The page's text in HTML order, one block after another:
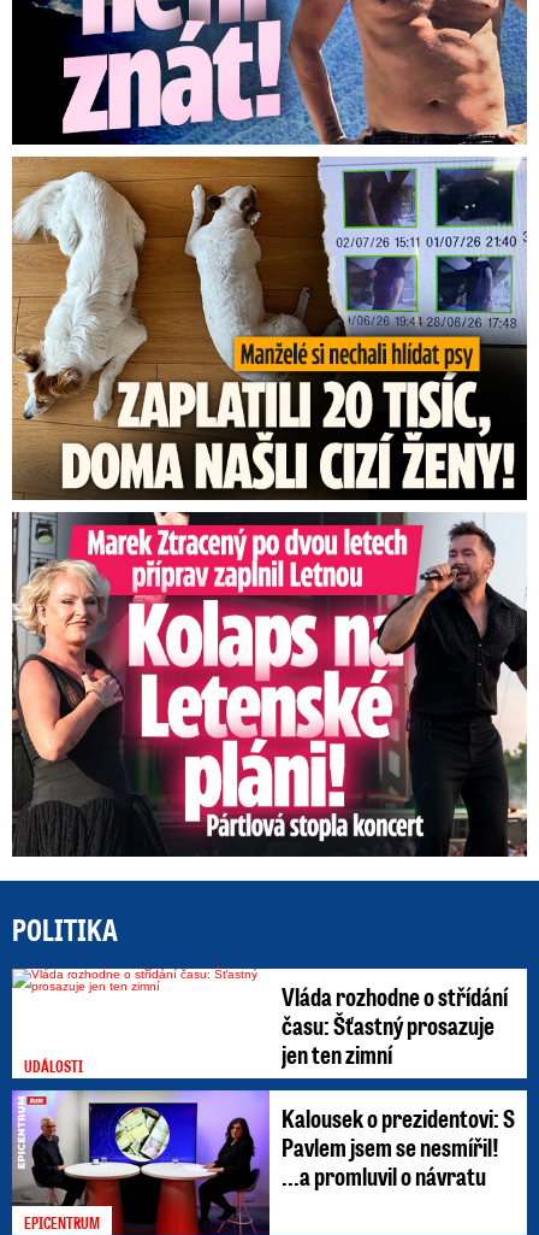
Za hlídání psů zaplatili 20 tisíc, doma našli cizí ženy!
Marek Ztracený na Letné: Pártlová stopla koncert
POLITIKA
UDÁLOSTI
Vláda rozhodne o střídání
času: Šťastný prosazuje
jen ten zimní
EPICENTRUM
Kalousek o prezidentovi: S
Pavlem jsem se nesmířil!
...a promluvil o návratu